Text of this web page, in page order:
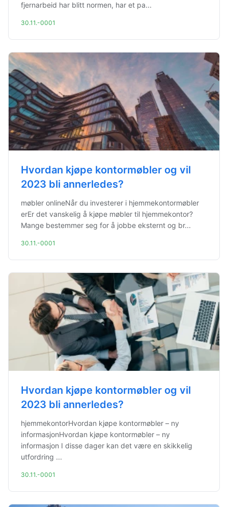
fjernarbeid har blitt normen, har et pa...
30.11.-0001
Hvordan kjøpe kontormøbler og vil
2023 bli annerledes?
møbler onlineNår du investerer i hjemmekontormøbler
erEr det vanskelig å kjøpe møbler til hjemmekontor?
Mange bestemmer seg for å jobbe eksternt og br...
30.11.-0001
Hvordan kjøpe kontormøbler og vil
2023 bli annerledes?
hjemmekontorHvordan kjøpe kontormøbler – ny
informasjonHvordan kjøpe kontormøbler – ny
informasjon I disse dager kan det være en skikkelig
utfordring ...
30.11.-0001